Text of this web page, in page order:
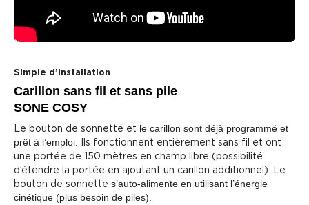
Simple d’installation
Carillon sans fil et sans pile
SONE COSY
Le bouton de sonnette et le carillon sont déjà programmé et
prêt à l’emploi. Ils fonctionnent entièrement sans fil et ont
une portée de 150 mètres en champ libre (possibilité
d’étendre la portée en ajoutant un carillon additionnel). Le
bouton de sonnette s’auto-alimente en utilisant l’énergie
cinétique (plus besoin de piles).